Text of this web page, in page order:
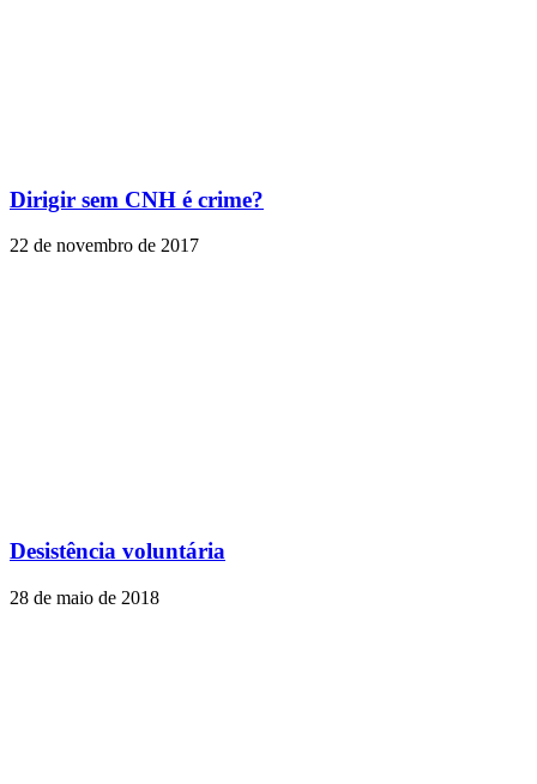
Dirigir sem CNH é crime?
22 de novembro de 2017
Desistência voluntária
28 de maio de 2018